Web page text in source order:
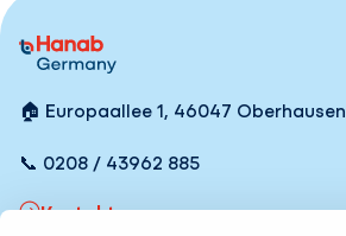
🏠 Europaallee 1, 46047 Oberhausen
📞 0208 / 43962 885
Kontakt